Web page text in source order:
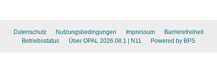
Datenschutz Nutzungsbedingungen Impressum
Barrierefreiheit
Betriebsstatus
Über OPAL 2026.08.1 | N11 Powered by BPS